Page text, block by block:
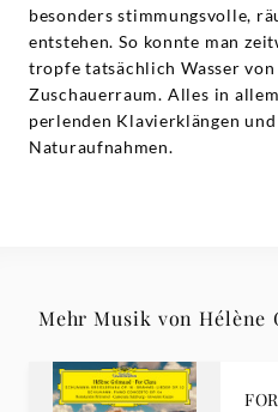
besonders stimmungsvolle,
entstehen. So konnte man
tropfe tatsächlich Wasser
Zuschauerraum. Alles in
perlenden Klavierklängen
Naturaufnahmen.
Mehr Musik von Hélène